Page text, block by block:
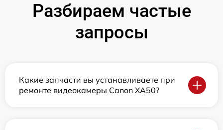
Разбираем частые
запросы
Какие запчасти вы устанавливаете при
ремонте видеокамеры Canon XA50?